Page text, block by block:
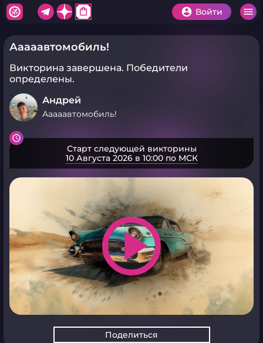
shopping_bag Войти
Ааааавтомобиль!
Викторина завершена. Победители
определены.
Андрей
Ааааавтомобиль!
Старт следующей викторины
10 Августа 2026 в 10:00 по МСК
play_arrow
Поделиться